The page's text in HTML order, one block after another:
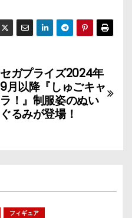
セガプライズ2024年
9月以降『しゅごキャ
ラ！』制服姿のぬい
ぐるみが登場！
フィギュア